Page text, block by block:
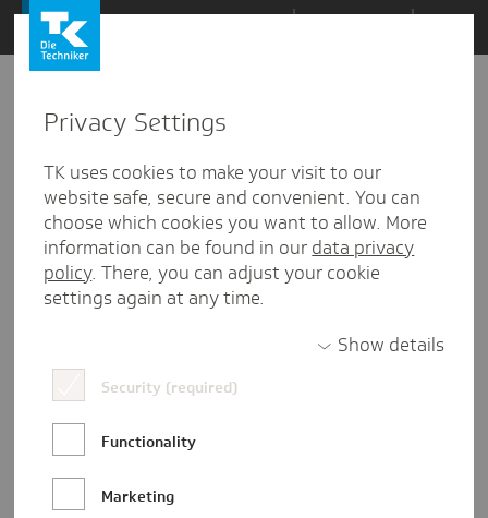
Zum
Inhalt
springen
den
Kommentaren
Privacy Settings
TK uses cookies to make your visit to our
website safe, secure and convenient. You can
choose which cookies you want to allow. More
information can be found in our data privacy
policy. There, you can adjust your cookie
settings again at any time.
Show details
Security (required)
Functionality
Marketing